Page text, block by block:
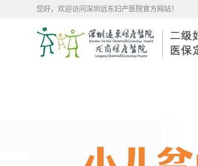
您好，欢迎访问深圳远东妇产医院官方网站！